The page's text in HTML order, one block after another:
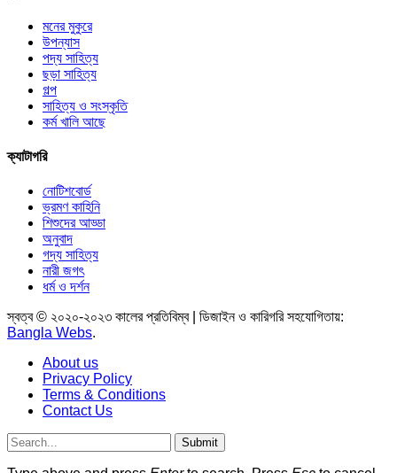
মনের মুকুরে
উপন্যাস
পদ্য সাহিত্য
ছড়া সাহিত্য
গল্প
সাহিত্য ও সংস্কৃতি
কর্ম খালি আছে
ক্যাটাগরি
নোটিশবোর্ড
ভ্রমণ কাহিনি
শিশুদের আড্ডা
অনুবাদ
গদ্য সাহিত্য
নারী জগৎ
ধর্ম ও দর্শন
স্বত্ব © ২০২০-২০২৩ কালের প্রতিবিম্ব | ডিজাইন ও কারিগরি সহযোগিতায়:
Bangla Webs.
About us
Privacy Policy
Terms & Conditions
Contact Us
Submit